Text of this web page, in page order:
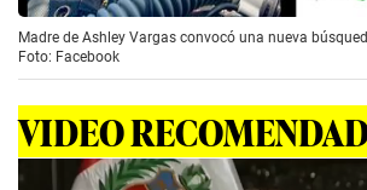
Madre de Ashley Vargas convocó una nueva
Foto: Facebook
VIDEO